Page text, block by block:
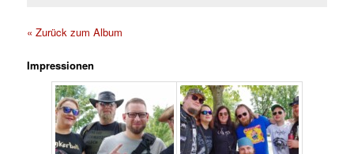
« Zurück zum Album
Impressionen